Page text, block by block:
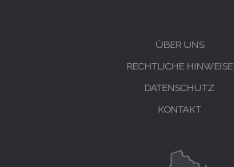
ÜBER UNS
RECHTLICHE HINWEISE
DATENSCHUTZ
KONTAKT